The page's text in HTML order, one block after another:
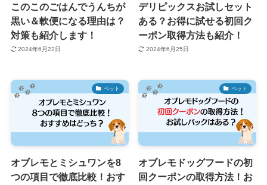
このこのごはんでうんちが
黒い＆軟便になる理由は？
対策も紹介します！
2024年6月22日
デリピックスお試しセット
ある？お得に試せる初回ク
ーポン取得方法も紹介！
2024年6月25日
ペット
オブレモとミシュワンを8
つの項目で徹底比較！おす
ペット
オブレモドッグフードの初
回クーポンの取得方法！お